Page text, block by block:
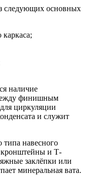
следующих основных
наличие
финишным
циркуляции
и служит
типа навесного
кронштейны и Т-
заклёпки или
минеральная вата.